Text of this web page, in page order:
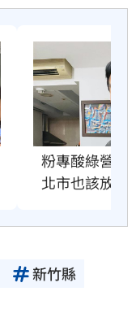
粉專酸綠營颱
北市也該放4天
新竹縣